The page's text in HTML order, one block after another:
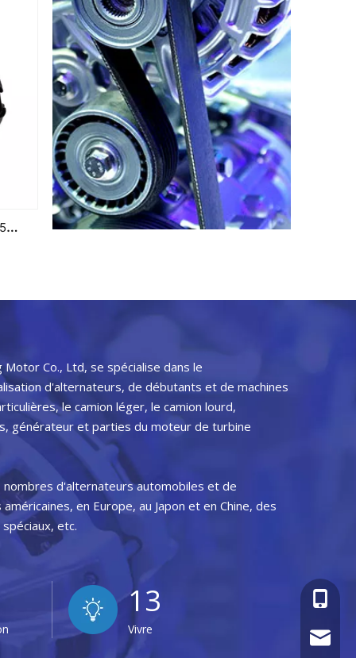
Alternateur de voiture 12V 105A pour alternateur automatique Delco Lester 8484 96408588
Co., Ltd, se spécialise dans le
d'alternateurs, de débutants et de machines
le camion léger, le camion lourd,
générateur et parties du moteur de turbine
d'alternateurs automobiles et de
en Europe, au Japon et en Chine, des
etc.
13
Vivre
+86 -